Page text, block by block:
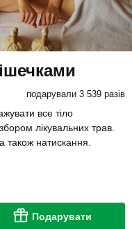
подарували 3 539 разів
все тіло
лікувальних трав.
натискання.
Подарувати